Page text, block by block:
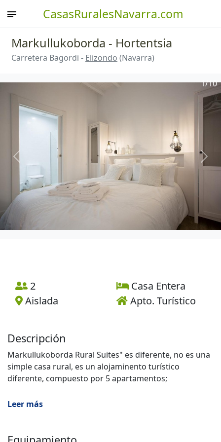
CasasRuralesNavarra.com
Markullukoborda - Hortentsia
Carretera Bagordi - Elizondo (Navarra)
Anterior
1/10
2
Casa Entera
Aislada
Apto. Turístico
Descripción
Markullukoborda Rural Suites" es diferente, no es una
simple casa rural, es un alojaminento turístico
diferente, compuesto por 5 apartamentos;
- La casa Markullukoborda de 2 plantas con capacidad
- Y los 4 apartamentos turísticos rurales tipo estudio,
Leer más